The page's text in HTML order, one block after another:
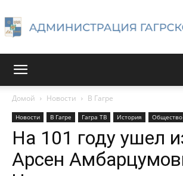
Гагрского
Домой Новости В Гагре
Новости В Гагре Гагра ТВ История Общество
На 101 году ушел
Арсен